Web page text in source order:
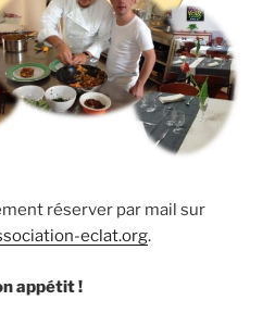
réserver par mail sur
eclat.org.
appétit !